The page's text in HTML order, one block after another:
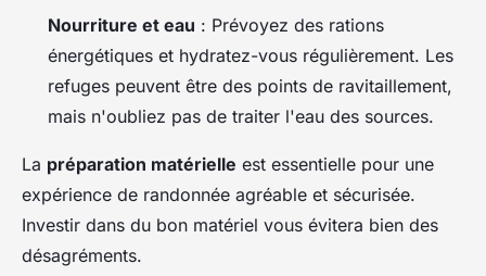
Nourriture et eau : Prévoyez des rations
énergétiques et hydratez-vous régulièrement. Les
refuges peuvent être des points de ravitaillement,
mais n'oubliez pas de traiter l'eau des sources.
La préparation matérielle est essentielle pour une
expérience de randonnée agréable et sécurisée.
Investir dans du bon matériel vous évitera bien des
désagréments.